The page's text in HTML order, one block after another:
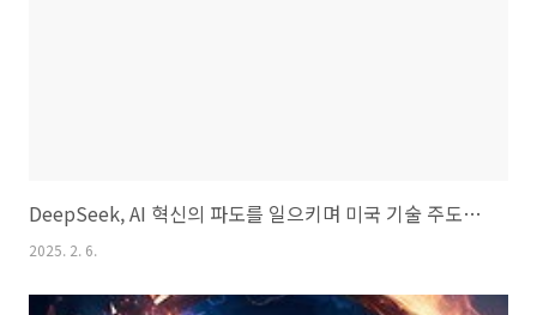
DeepSeek, AI 혁신의 파도를 일으키며 미국 기술 주도권에 도전?
2025. 2. 6.